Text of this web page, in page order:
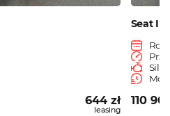
644 zł
leasing
Seat
Rok
110